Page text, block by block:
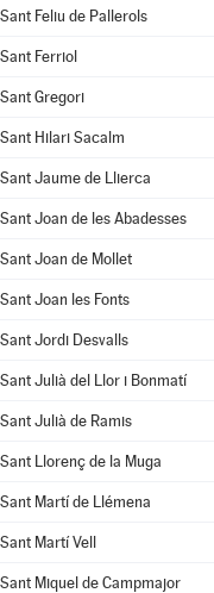
Sant Feliu de Pallerols
Sant Ferriol
Sant Gregori
Sant Hilari Sacalm
Sant Jaume de Llierca
Sant Joan de les Abadesses
Sant Joan de Mollet
Sant Joan les Fonts
Sant Jordi Desvalls
Sant Julià del Llor i Bonmatí
Sant Julià de Ramis
Sant Llorenç de la Muga
Sant Martí de Llémena
Sant Martí Vell
Sant Miquel de Campmajor